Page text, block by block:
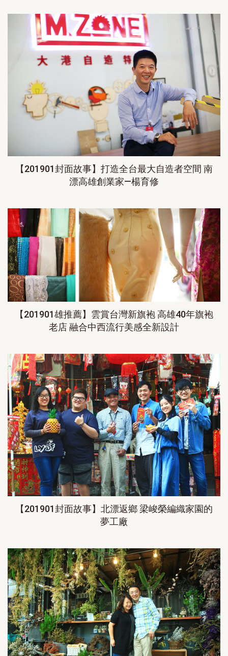
【201901封面故事】打造全台最大自造者空間 南
漂高雄創業家—楊育修
【201901雄推薦】雲賞台灣新旗袍 高雄40年旗袍
老店 融合中西流行美感全新設計
【201901封面故事】北漂返鄉 梁峻榮編織家園的
夢工廠